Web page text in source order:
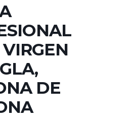
DE